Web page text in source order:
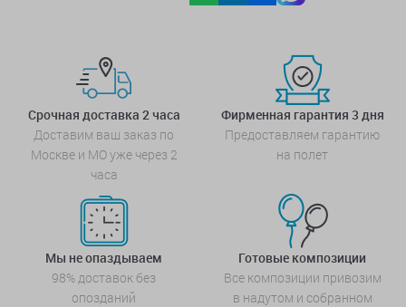
Срочная доставка 2 часа
Доставим ваш заказ по
Москве и МО уже через 2
часа
Фирменная гарантия 3 дня
Предоставляем гарантию
на полет
Мы не опаздываем
98% доставок без
опозданий
Готовые композиции
Все композиции привозим
в надутом и собранном